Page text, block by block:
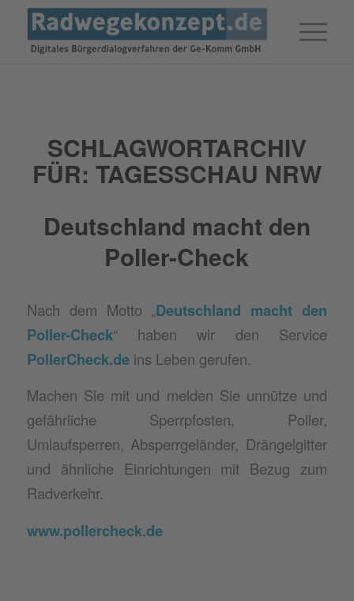
SCHLAGWORTARCHIV
FÜR: TAGESSCHAU NRW
Deutschland macht den
Poller-Check
Nach dem Motto „Deutschland macht den
Poller-Check“ haben wir den Service
PollerCheck.deins Leben gerufen.
Machen Sie mit und melden Sie unnütze und
gefährliche Sperrpfosten, Poller,
Umlaufsperren, Absperrgeländer, Drängelgitter
und ähnliche Einrichtungen mit Bezug zum
Radverkehr.
www.pollercheck.de